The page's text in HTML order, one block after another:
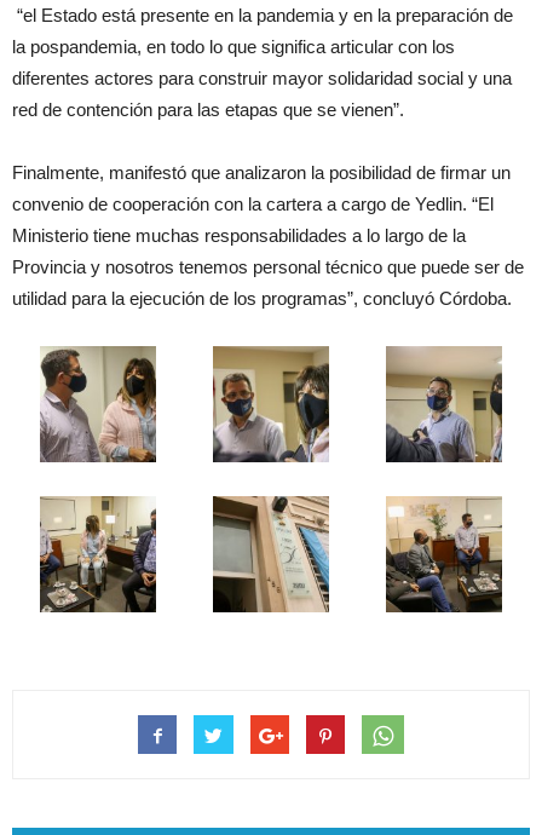
“el Estado está presente en la pandemia y en la preparación de
la pospandemia, en todo lo que significa articular con los
diferentes actores para construir mayor solidaridad social y una
red de contención para las etapas que se vienen”.
Finalmente, manifestó que analizaron la posibilidad de firmar un
convenio de cooperación con la cartera a cargo de Yedlin. “El
Ministerio tiene muchas responsabilidades a lo largo de la
Provincia y nosotros tenemos personal técnico que puede ser de
utilidad para la ejecución de los programas”, concluyó Córdoba.